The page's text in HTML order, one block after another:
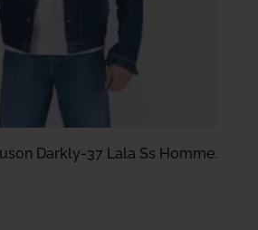
Darkly-37 Lala Ss Homme.